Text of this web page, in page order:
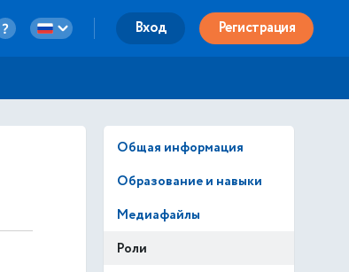
Вход Регистрация
Общая информация
Образование и навыки
Медиафайлы
Роли